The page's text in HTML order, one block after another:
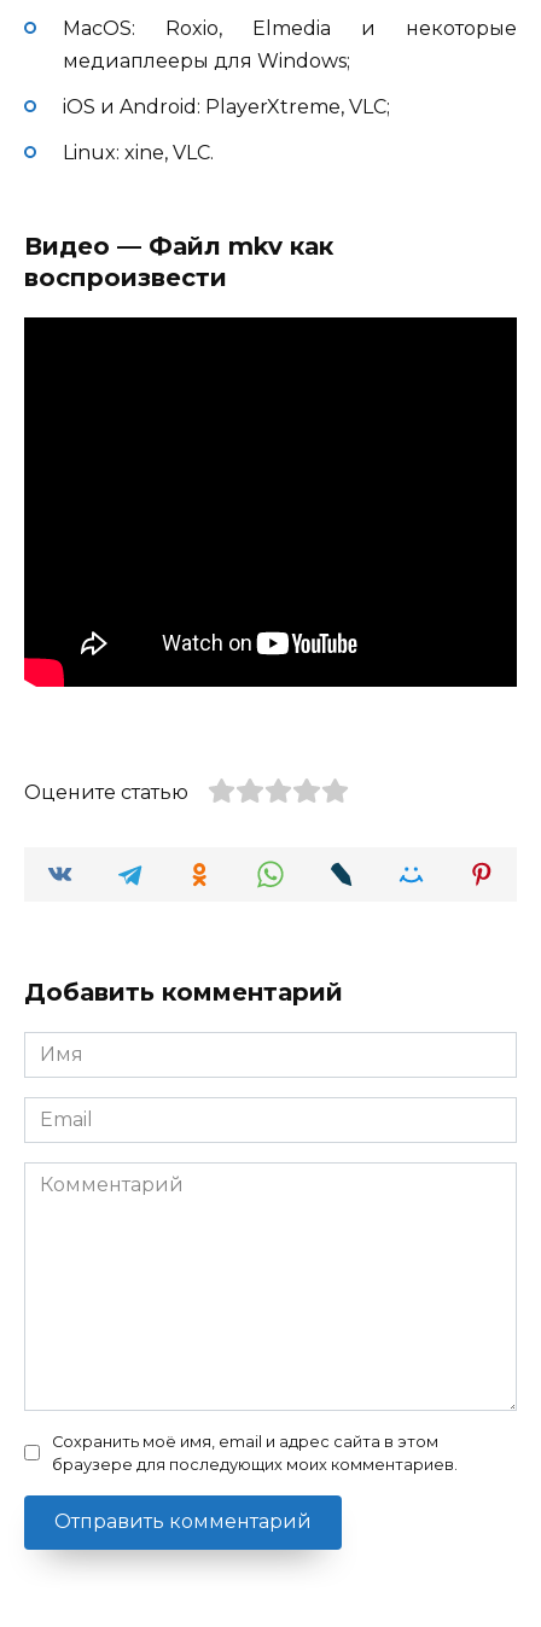
MacOS: Roxio, Elmedia и некоторые
медиаплееры для Windows;
iOS и Android: PlayerXtreme, VLC;
Linux: xine, VLC.
Видео — Файл mkv как
воспроизвести
Оцените статью
Добавить комментарий
Имя
Email
Комментарий
Сохранить моё имя, email и адрес сайта в этом
браузере для последующих моих комментариев.